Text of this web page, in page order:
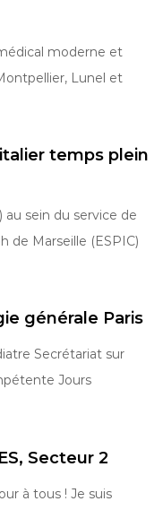
moderne et
Lunel et
temps plein
au sein du service de
de Marseille (ESPIC)
générale Paris
Secrétariat sur
Jours
Secteur 2
à tous ! Je suis